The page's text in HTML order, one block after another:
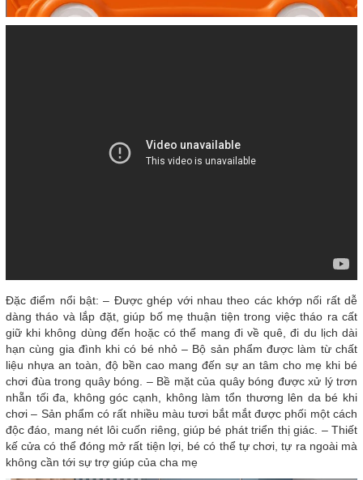
Đặc điểm nổi bật: – Được ghép với nhau theo các khớp nối rất dễ
dàng tháo và lắp đặt, giúp bố mẹ thuận tiện trong việc tháo ra cất
giữ khi không dùng đến hoặc có thể mang đi về quê, đi du lịch dài
hạn cùng gia đình khi có bé nhỏ – Bộ sản phẩm được làm từ chất
liệu nhựa an toàn, độ bền cao mang đến sự an tâm cho mẹ khi bé
chơi đùa trong quây bóng. – Bề mặt của quây bóng được xử lý trơn
nhẵn tối đa, không góc cạnh, không làm tổn thương lên da bé khi
chơi – Sản phẩm có rất nhiều màu tươi bắt mắt được phối một cách
độc đáo, mang nét lôi cuốn riêng, giúp bé phát triển thị giác. – Thiết
kế cửa có thể đóng mở rất tiện lợi, bé có thể tự chơi, tự ra ngoài mà
không cần tới sự trợ giúp của cha mẹ